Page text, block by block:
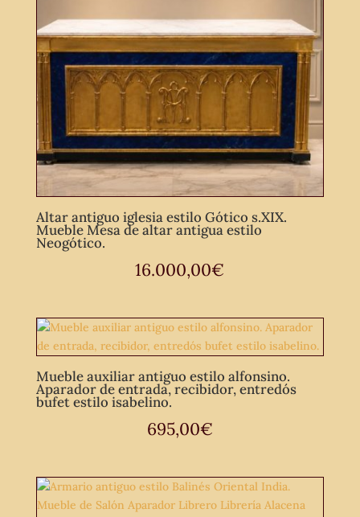
Altar antiguo iglesia estilo Gótico s.XIX.
Mueble Mesa de altar antigua estilo
Neogótico.
16.000,00€
Mueble auxiliar antiguo estilo alfonsino.
Aparador de entrada, recibidor, entredós
bufet estilo isabelino.
695,00€